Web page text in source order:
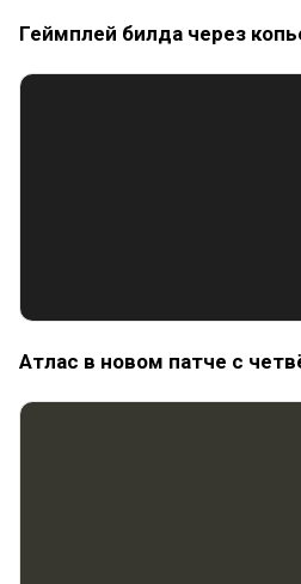
Геймплей билда через
Атлас в новом патче с